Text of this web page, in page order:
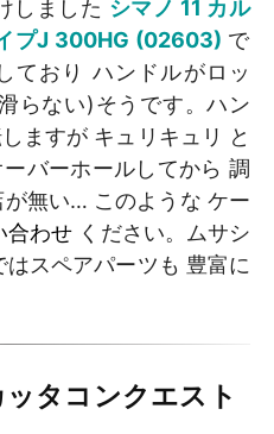
しました シマノ 11 カル
プJ 300HG (02603) で
ており ハンドルがロッ
らない)そうです。ハン
ますが キュリキュリ と
バーホールしてから 調
無い… このような ケー
合わせ ください。ムサシ
スペアパーツも 豊富に
タコンクエスト